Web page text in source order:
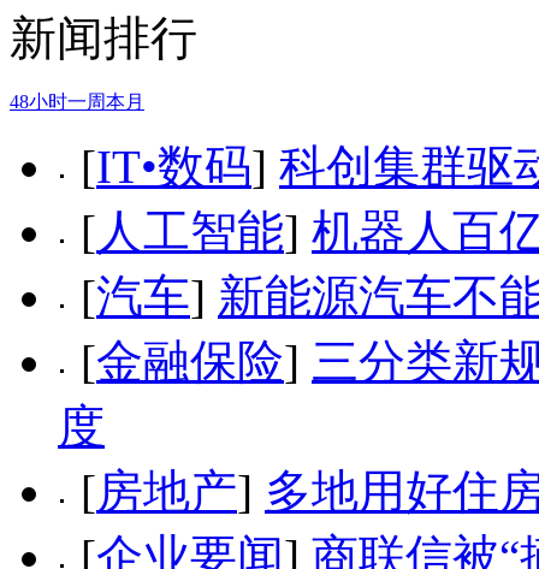
新闻排行
48小时一周本月
[IT•数码] 科创集群驱
[人工智能] 机器人百
[汽车] 新能源汽车不
[金融保险] 三分类新
度
[房地产] 多地用好住
[企业要闻] 商联信被“